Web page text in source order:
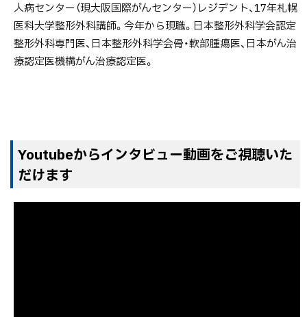
人病センター（現大阪国際がんセンター）レジデント、17年札幌
医科大学整形外科講師。今年から現職。日本整形外科学会認定
整形外科専門医、日本整形外科学会骨・軟部腫瘍医、日本がん治
療認定医機構がん治療認定医。
Youtubeからインタビュー動画をご視聴いた
だけます